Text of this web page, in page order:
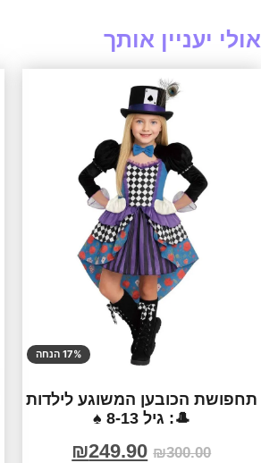
אולי יעניין אותך
17% הנחה
תחפושת הכובען המשוגע לילדות
🎩: גיל 8-13 ♠️
₪300.00
₪249.90